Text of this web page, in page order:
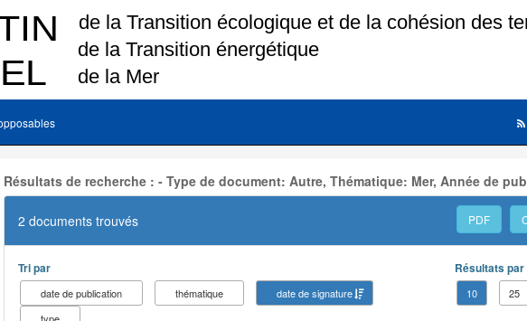
Résultats de recherche : - Type de document: Autre, Thématique: Mer, Année de
2 documents trouvés PDF
Tri par
date de publication thématique
date de signature
type
Résultats par
10 25